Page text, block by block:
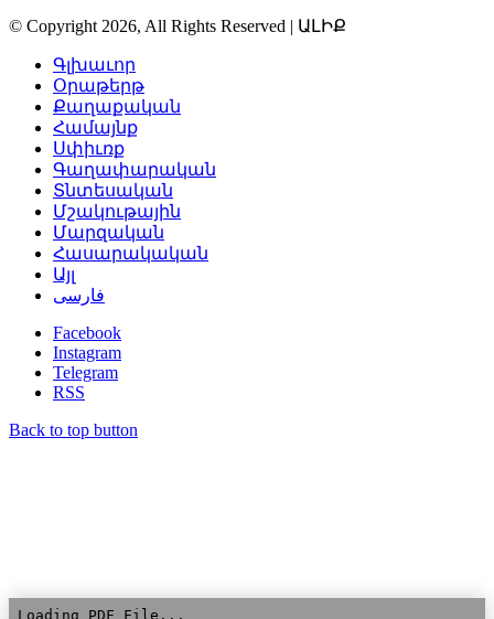
© Copyright 2026, All Rights Reserved | ԱԼԻՔ
Գլխաւոր
Օրաթերթ
Քաղաքական
Համայնք
Սփիւռք
Գաղափարական
Տնտեսական
Մշակութային
Մարզական
Հասարակական
Այլ
فارسی
Facebook
Instagram
Telegram
RSS
Back to top button